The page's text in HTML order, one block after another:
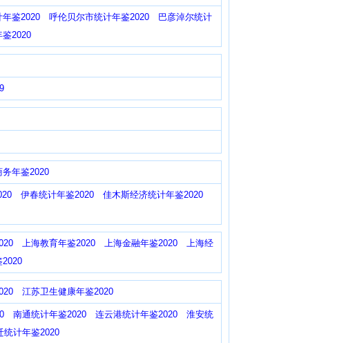
年鉴2020 呼伦贝尔市统计年鉴2020
巴彦淖尔统计
鉴2020
务年鉴2020
伊春统计年鉴2020
佳木斯经济统计年鉴2020
上海教育年鉴2020 上海金融年鉴2020
上海经
2020
江苏卫生健康年鉴2020
南通统计年鉴2020 连云港统计年鉴2020
淮安统
统计年鉴2020